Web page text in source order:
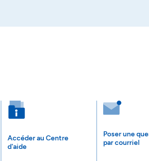
Accéder au Centre
d'aide
Poser une
par courriel